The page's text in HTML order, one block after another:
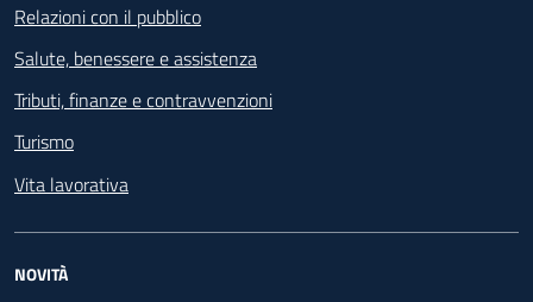
Relazioni con il pubblico
Salute, benessere e assistenza
Tributi, finanze e contravvenzioni
Turismo
Vita lavorativa
NOVITÀ